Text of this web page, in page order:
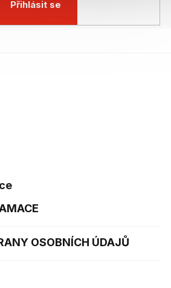
Přihlásit se
OSOBNÍCH ÚDAJŮ